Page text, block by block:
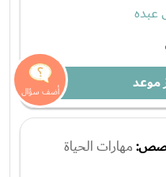
عبده
موعد
مهارات الحياة